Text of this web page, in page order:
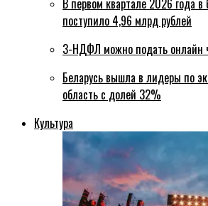
В первом квартале 2026 года
поступило 4,96 млрд рублей
3-НДФЛ можно подать онлайн
Беларусь вышла в лидеры по
область с долей 32%
Культура